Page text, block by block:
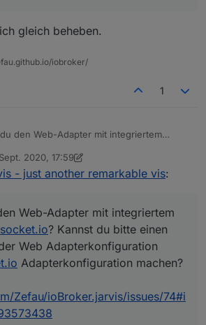
gleich beheben.
iobroker/
1
den Web-Adapter mit integriertem
der Web Adapterkonfiguration sowie
Adapterkonfiguration machen? Siehe auch
2020, 17:59
Ente
- just another remarkable vis:
Web-Adapter mit integriertem
socket.io? Kannst du bitte einen
Web Adapterkonfiguration
Adapterkonfiguration machen?
Zefau/ioBroker.jarvis/issues/74#i